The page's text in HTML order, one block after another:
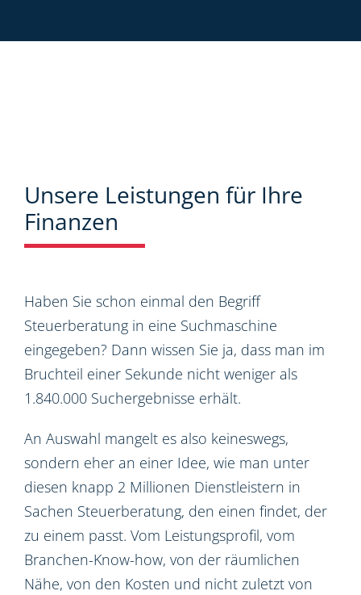
Unsere Leistungen für Ihre
Finanzen
Haben Sie schon einmal den Begriff
Steuerberatung in eine Suchmaschine
eingegeben? Dann wissen Sie ja, dass man im
Bruchteil einer Sekunde nicht weniger als
1.840.000 Suchergebnisse erhält.
An Auswahl mangelt es also keineswegs,
sondern eher an einer Idee, wie man unter
diesen knapp 2 Millionen Dienstleistern in
Sachen Steuerberatung, den einen findet, der
zu einem passt. Vom Leistungsprofil, vom
Branchen-Know-how, von der räumlichen
Nähe, von den Kosten und nicht zuletzt von